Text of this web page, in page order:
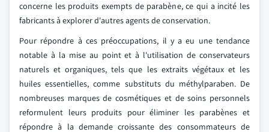
concerne les produits exempts de parabène, ce qui a incité les
fabricants à explorer d'autres agents de conservation.
Pour répondre à ces préoccupations, il y a eu une tendance
notable à la mise au point et à l'utilisation de conservateurs
naturels et organiques, tels que les extraits végétaux et les
huiles essentielles, comme substituts du méthylparaben. De
nombreuses marques de cosmétiques et de soins personnels
reformulent leurs produits pour éliminer les parabènes et
répondre à la demande croissante des consommateurs de